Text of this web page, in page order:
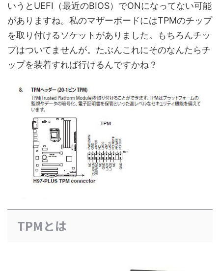
いうとUEFI（最近のBIOS）でONになってない可能
がありますね。私のマザーボードにはTPMのチップ
を取り付けるソケットがありました。もちろんチッ
プはついてませんが。たぶんこれにそのなんたらチ
ップを装着すれば行けるんですかね？
TPMとは